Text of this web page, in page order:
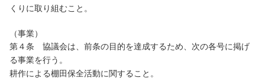
くりに取り組むこと。
（事業）
第４条 協議会は、前条の目的を達成するため、次の各号に掲げ
る事業を行う。
耕作による棚田保全活動に関すること。